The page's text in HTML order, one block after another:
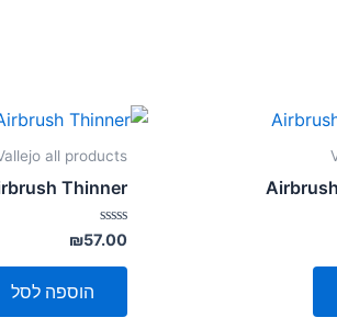
all products
Thinner
דורג
0
מתוך
₪57.00
הוספה לסל